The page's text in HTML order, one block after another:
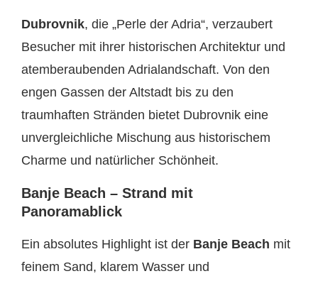
Dubrovnik, die „Perle der Adria“, verzaubert
Besucher mit ihrer historischen Architektur und
atemberaubenden Adrialandschaft. Von den
engen Gassen der Altstadt bis zu den
traumhaften Stränden bietet Dubrovnik eine
unvergleichliche Mischung aus historischem
Charme und natürlicher Schönheit.
Banje Beach – Strand mit
Panoramablick
Ein absolutes Highlight ist der Banje Beach mit
feinem Sand, klarem Wasser und